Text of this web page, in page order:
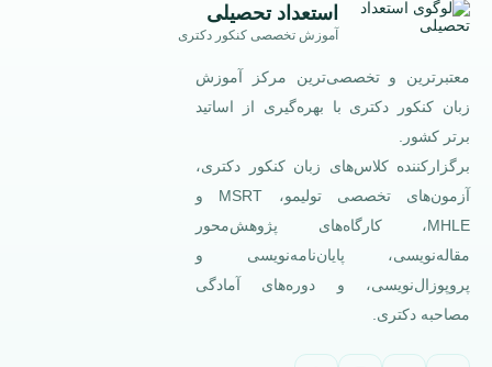
استعداد تحصیلی
آموزش تخصصی کنکور دکتری
معتبرترین و تخصصی‌ترین مرکز آموزش
زبان کنکور دکتری با بهره‌گیری از اساتید
برتر کشور.
برگزارکننده کلاس‌های زبان کنکور دکتری،
آزمون‌های تخصصی تولیمو، MSRT و
MHLE، کارگاه‌های پژوهش‌محور
مقاله‌نویسی، پایان‌نامه‌نویسی و
پروپوزال‌نویسی، و دوره‌های آمادگی
مصاحبه دکتری.